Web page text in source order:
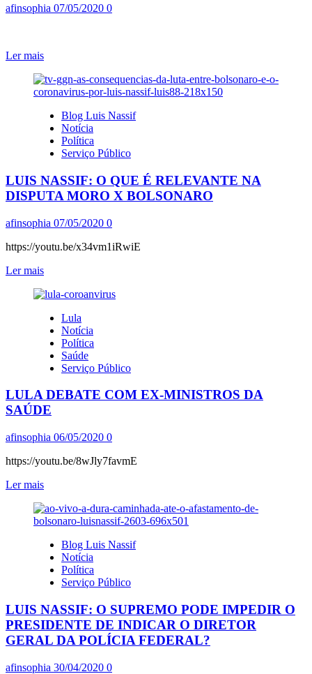
afinsophia 07/05/2020 0
Ler maisLeia
sobre
HELENA
TEREZA
CRUVINEL
ENTREVISTAM
Blog Luis Nassif
Notícia
Política
Serviço Público
LUIS NASSIF: O QUE É RELEVANTE NA
DISPUTA MORO X BOLSONARO
afinsophia 07/05/2020 0
https://youtu.be/x34vm1iRwiE
Ler maisLeia
sobre
NASSIF:
O
QUE
RELEVANTE
DISPUTA
MORO
BOLSONARO
Lula
Notícia
Política
Saúde
Serviço Público
LULA DEBATE COM EX-MINISTROS DA
SAÚDE
afinsophia 06/05/2020 0
https://youtu.be/8wJly7favmE
Ler maisLeia
sobre
LULA
COM
EX-
MINISTROS
DA
Blog Luis Nassif
Notícia
Política
Serviço Público
LUIS NASSIF: O SUPREMO PODE IMPEDIR O
PRESIDENTE DE INDICAR O DIRETOR
GERAL DA POLÍCIA FEDERAL?
afinsophia 30/04/2020 0